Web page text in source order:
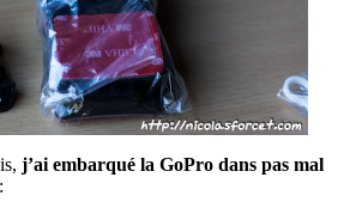
j’ai embarqué la GoPro dans pas mal
: